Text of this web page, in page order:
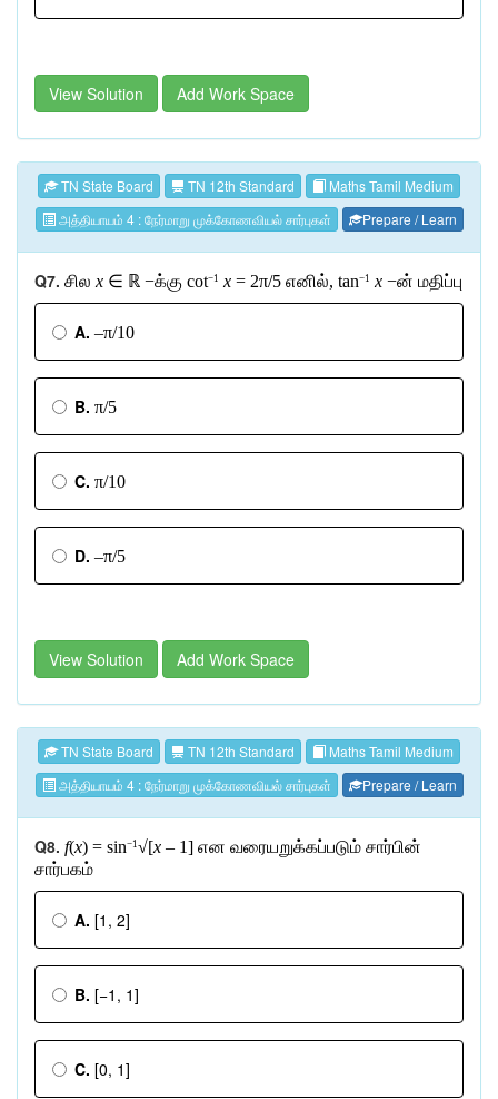
View Solution Add Work Space
TN State Board TN 12th Standard
Maths Tamil Medium
அத்தியாயம் 4 : நேர்மாறு முக்கோணவியல் சார்புகள்
Prepare / Learn
Q7. சில x ∈ ℝ −க்கு cot−1 x = 2π/5 எனில், tan−1 x −ன் மதிப்பு
A. –π/10
B. π/5
C. π/10
D. –π/5
View Solution Add Work Space
TN State Board TN 12th Standard
Maths Tamil Medium
அத்தியாயம் 4 : நேர்மாறு முக்கோணவியல் சார்புகள்
Prepare / Learn
Q8. f(x) = sin−1 √[x – 1] என வரையறுக்கப்படும் சார்பின்
சார்பகம்
A. [1, 2]
B. [−1, 1]
C. [0, 1]